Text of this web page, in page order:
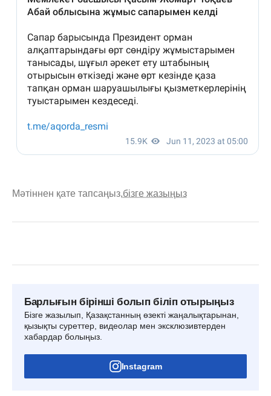
Мәтіннен қате тапсаңыз,бізге жазыңыз
Барлығын бірінші болып біліп отырыңыз
Бізге жазылып, Қазақстанның өзекті жаңалықтарынан,
қызықты суреттер, видеолар мен эксклюзивтерден
хабардар болыңыз.
Instagram